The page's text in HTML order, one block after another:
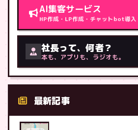
AI集客サービス
HP作成・LP作成・チャットbot導入
社長って、何者？
本も、アプリも、ラジオも。
最新記事